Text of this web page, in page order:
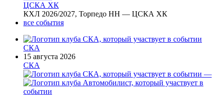
ЦСКА ХК
КХЛ 2026/2027, Торпедо НН — ЦСКА ХК
все события
СКА
15 августа 2026
СКА
—